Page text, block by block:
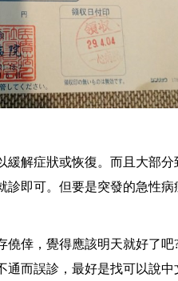
解症狀或恢復。 而且大部分
即可。 但要是突發的急性
倖，覺得應該明天就好了
通而誤診，最好是找可以說中